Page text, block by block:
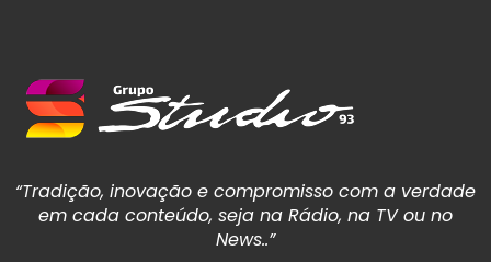
“Tradição, inovação e compromisso com a verdade
em cada conteúdo, seja na Rádio, na TV ou no
News..”